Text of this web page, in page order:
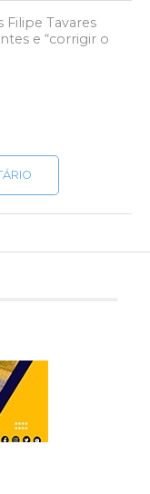
Filipe Tavares
e “corrigir o